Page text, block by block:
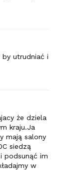
by utrudniać i
że dziela
kraju.Ja
mają salony
siedzą
podsunąć im
w